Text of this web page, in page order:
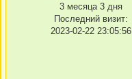
3 месяца 3 дня
Последний визит:
2023-02-22 23:05:56